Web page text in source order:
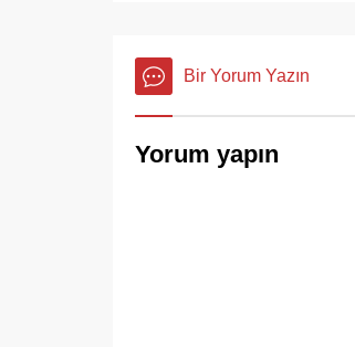
Bir Yorum Yazın
Yorum yapın